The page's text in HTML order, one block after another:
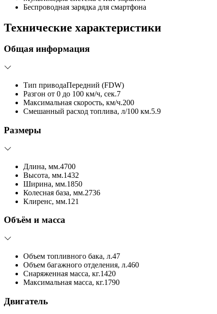
Беспроводная зарядка для смартфона
Технические характеристики
Общая информация
Тип приводаПередний (FDW)
Разгон от 0 до 100 км/ч, сек.7
Максимальная скорость, км/ч.200
Смешанный расход топлива, л/100 км.5.9
Размеры
Длина, мм.4700
Высота, мм.1432
Ширина, мм.1850
Колесная база, мм.2736
Клиренс, мм.121
Объём и масса
Объем топливного бака, л.47
Объем багажного отделения, л.460
Снаряженная масса, кг.1420
Максимальная масса, кг.1790
Двигатель